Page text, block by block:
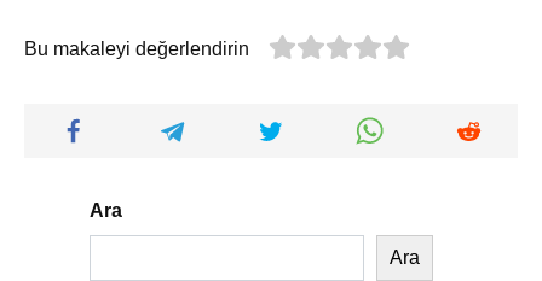
Bu makaleyi değerlendirin
Ara
Ara